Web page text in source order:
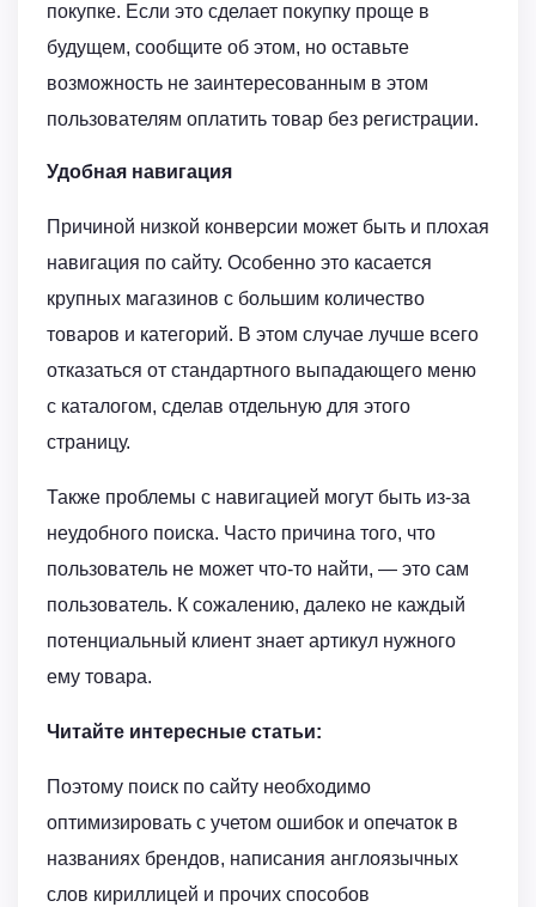
покупке. Если это сделает покупку проще в
будущем, сообщите об этом, но оставьте
возможность не заинтересованным в этом
пользователям оплатить товар без регистрации.
Удобная навигация
Причиной низкой конверсии может быть и плохая
навигация по сайту. Особенно это касается
крупных магазинов с большим количество
товаров и категорий. В этом случае лучше всего
отказаться от стандартного выпадающего меню
с каталогом, сделав отдельную для этого
страницу.
Также проблемы с навигацией могут быть из-за
неудобного поиска. Часто причина того, что
пользователь не может что-то найти, — это сам
пользователь. К сожалению, далеко не каждый
потенциальный клиент знает артикул нужного
ему товара.
Читайте интересные статьи:
Поэтому поиск по сайту необходимо
оптимизировать с учетом ошибок и опечаток в
названиях брендов, написания англоязычных
слов кириллицей и прочих способов